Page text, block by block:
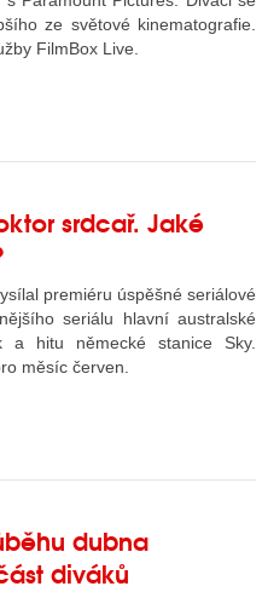
ze světové kinematografie.
FilmBox Live.
srdcař. Jaké
premiéru úspěšné seriálové
seriálu hlavní australské
a hitu německé stanice Sky.
měsíc červen.
dubna
diváků